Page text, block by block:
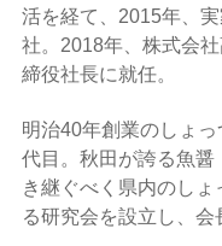
活を経て、 2015年、
社。 2018年、株式会
締役社長に就任。
明治40年創業のしょ
代目。秋田が誇る魚醤
き継ぐべく県内のし
る研究会を設立し、会